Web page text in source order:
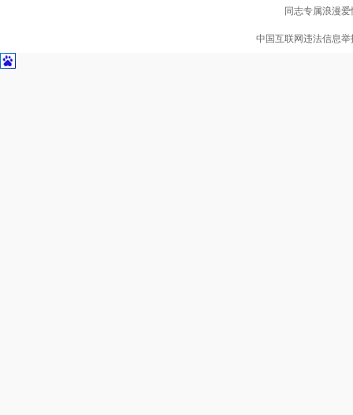
同志专属浪漫
中国互联网违法信息